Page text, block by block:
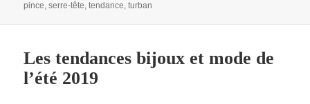
pince,serre-tête,tendance,turban
Les tendances bijoux et mode de
l’été 2019